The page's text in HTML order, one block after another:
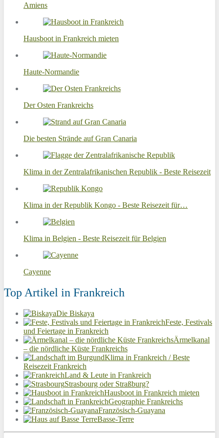
Amiens
Hausboot in Frankreich mieten
Haute-Normandie
Der Osten Frankreichs
Die besten Strände auf Gran Canaria
Klima in der Zentralafrikanischen Republik - Beste Reisezeit
Klima in der Republik Kongo - Beste Reisezeit für…
Klima in Belgien - Beste Reisezeit für Belgien
Cayenne
Top Artikel in Frankreich
Die Biskaya
Feste, Festivals
und Feiertage in Frankreich
Ärmelkanal
– die nördliche Küste Frankreichs
Klima in Frankreich / Beste
Reisezeit Frankreich
Land & Leute in Frankreich
Strasbourg oder Straßburg?
Hausboot in Frankreich mieten
Geographie Frankreichs
Französisch-Guayana
Basse-Terre